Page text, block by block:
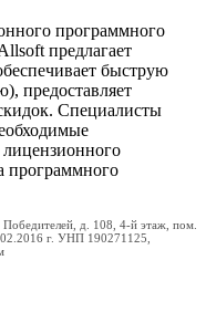
программного
предлагает
быструю
предоставляет
Специалисты
лицензионного
программного
д. 108, 4-й этаж, пом.
г. УНП 190271125,